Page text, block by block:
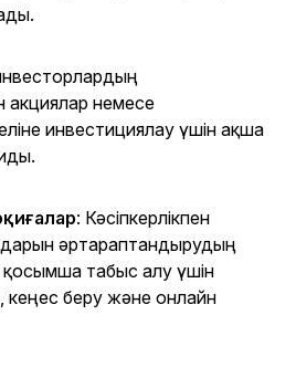
акциялар немесе
инвестициялау үшін ақша
: Кәсіпкерлікпен
әртараптандырудың
қосымша табыс алу үшін
кеңес беру және онлайн